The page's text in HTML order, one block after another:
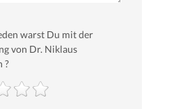
warst Du mit der
von Dr. Niklaus
?